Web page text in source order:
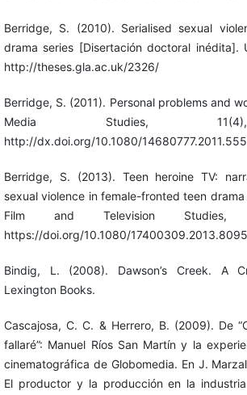
Berridge, S. (2010). Serialised sexual
drama series [Disertación doctoral inédita].
http://theses.gla.ac.uk/2326/
Berridge, S. (2011). Personal problems and
Media Studies,
http://dx.doi.org/10.1080/
Berridge, S. (2013). Teen heroine TV:
sexual violence in female-fronted teen
Film and Television Studies,
https://doi.org/10.1080/
Bindig, L. (2008). Dawson’s Creek. A
Lexington Books.
Cascajosa, C. C. & Herrero, B. (2009). De
fallaré”: Manuel Ríos San Martín y la
cinematográfica de Globomedia. En J.
El productor y la producción en la